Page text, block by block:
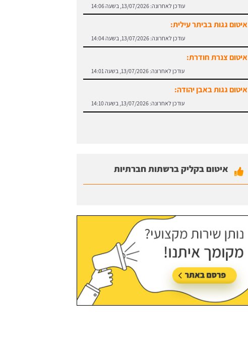
עודכן לאחרונה: 13/07/2026, בשעה 14:06
איטום גגות בביתר עילית:
עודכן לאחרונה: 13/07/2026, בשעה 14:04
איטום צנרת חודרת:
עודכן לאחרונה: 13/07/2026, בשעה 14:01
איטום גגות באבן יהודה:
עודכן לאחרונה: 13/07/2026, בשעה 14:10
איטום בקליק ברשתות חברתיות